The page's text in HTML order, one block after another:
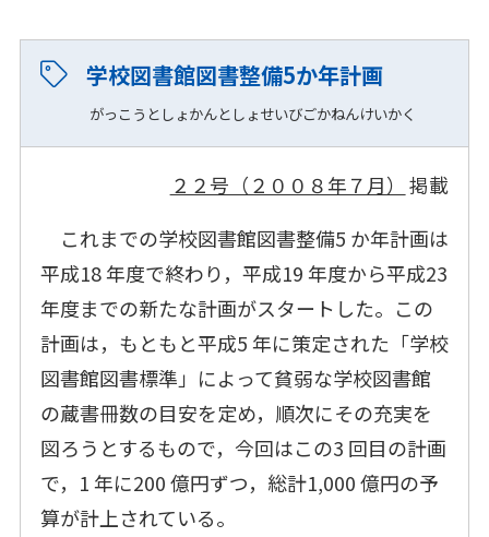
学校図書館図書整備5か年計画
がっこうとしょかんとしょせいびごかねんけいかく
２２号（２００８年７月） 掲載
これまでの学校図書館図書整備5 か年計画は
平成18 年度で終わり，平成19 年度から平成23
年度までの新たな計画がスタートした。この
計画は，もともと平成5 年に策定された「学校
図書館図書標準」によって貧弱な学校図書館
の蔵書冊数の目安を定め，順次にその充実を
図ろうとするもので，今回はこの3 回目の計画
で，1 年に200 億円ずつ，総計1,000 億円の予
算が計上されている。